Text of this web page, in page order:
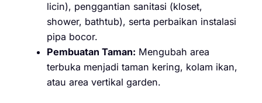
licin), penggantian sanitasi (kloset,
shower, bathtub), serta perbaikan instalasi
pipa bocor.
Pembuatan Taman: Mengubah area
terbuka menjadi taman kering, kolam ikan,
atau area vertikal garden.